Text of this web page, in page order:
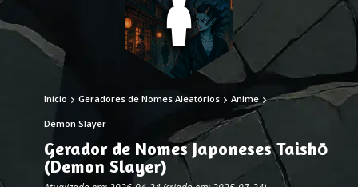
Início Geradores de Nomes Aleatórios Anime
Demon Slayer
Gerador de Nomes Japoneses Taishō
(Demon Slayer)